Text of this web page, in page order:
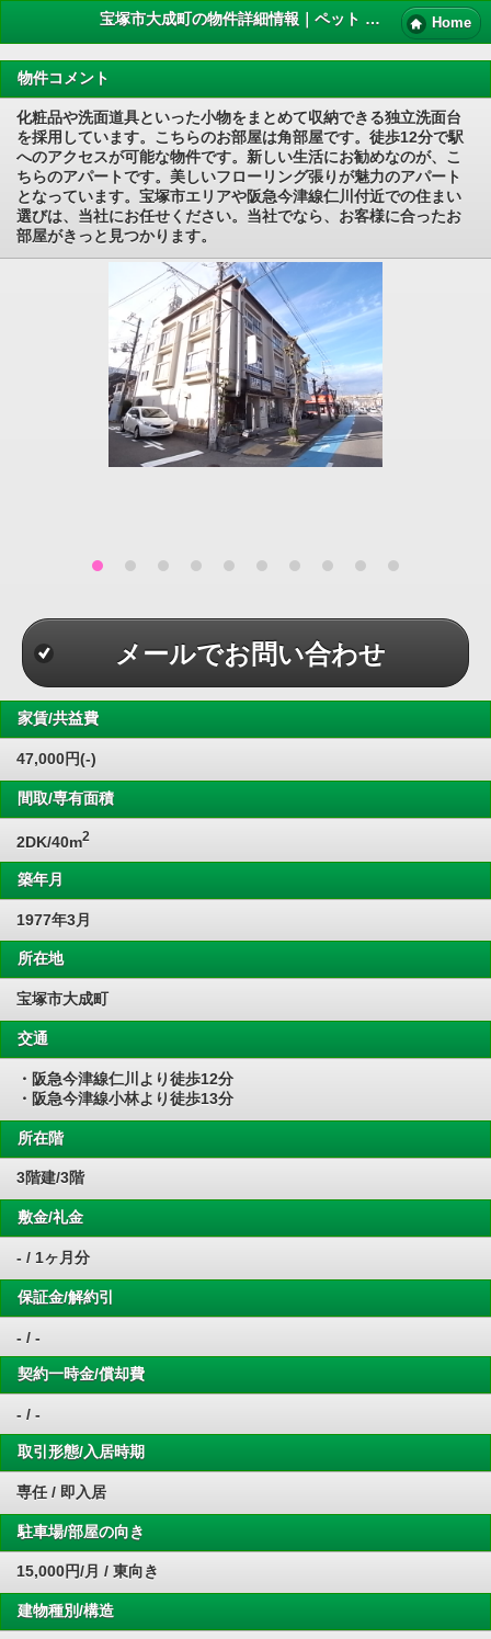
宝塚市大成町の物件詳細情報｜ペット 賃貸 Home
物件コメント
化粧品や洗面道具といった小物をまとめて収納できる独立洗面台
を採用しています。こちらのお部屋は角部屋です。徒歩12分で駅
へのアクセスが可能な物件です。新しい生活にお勧めなのが、こ
ちらのアパートです。美しいフローリング張りが魅力のアパート
となっています。宝塚市エリアや阪急今津線仁川付近での住まい
選びは、当社にお任せください。当社でなら、お客様に合ったお
部屋がきっと見つかります。
メールでお問い合わせ
家賃/共益費
47,000円(-)
間取/専有面積
2DK/40m2
築年月
1977年3月
所在地
宝塚市大成町
交通
・阪急今津線仁川より徒歩12分
・阪急今津線小林より徒歩13分
所在階
3階建/3階
敷金/礼金
- / 1ヶ月分
保証金/解約引
- / -
契約一時金/償却費
- / -
取引形態/入居時期
専任 / 即入居
駐車場/部屋の向き
15,000円/月 / 東向き
建物種別/構造